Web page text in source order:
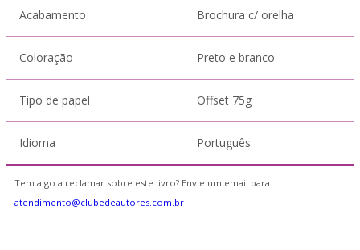
Acabamento Brochura c/ orelha
Coloração Preto e branco
Tipo de papel Offset 75g
Idioma Português
Tem algo a reclamar sobre este livro? Envie um email para
atendimento@clubedeautores.com.br